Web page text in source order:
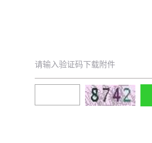
请输入验证码下载附件